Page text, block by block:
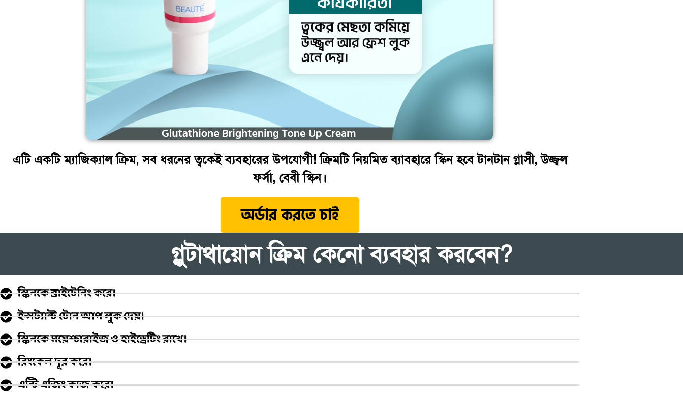
এটি একটি ম্যাজিক্যাল ক্রিম, সব ধরনের ত্বকেই ব্যবহারের উপযোগী! ক্রিমটি নিয়মিত ব্যাবহারে স্কিন হবে টানটান গ্লাসী, উজ্জ্বল
ফর্সা, বেবী স্কিন।
অর্ডার করতে চাই
গ্লুটাথায়োন ক্রিম কেনো ব্যবহার করবেন?
স্কিনকে ব্রাইটেনিং করে।
ইন্সট্যান্ট টোন আপ লুক দেয়।
স্কিনকে ময়েশ্চারাইজ ও হাইড্রেটিং রাখে।
রিংকেল দূর করে।
এন্টি এজিং কাজ করে।